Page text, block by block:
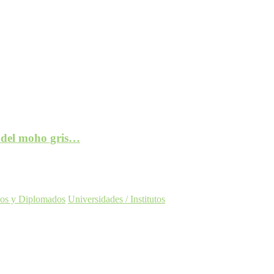
moho gris…
y Diplomados Universidades / Institutos